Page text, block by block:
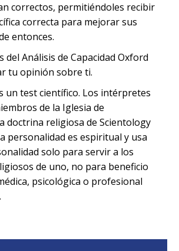
correctos, permitiéndoles recibir
correcta para mejorar sus
entonces.
del Análisis de Capacidad Oxford
tu opinión sobre ti.
un test científico. Los intérpretes
de la Iglesia de
doctrina religiosa de Scientology
personalidad es espiritual y usa
solo para servir a los
de uno, no para beneficio
psicológica o profesional